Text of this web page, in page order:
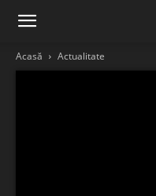
Acasă Actualitate